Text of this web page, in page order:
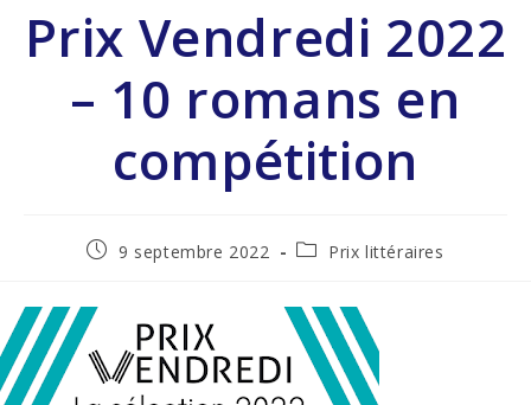
Prix Vendredi 2022
– 10 romans en
compétition
9 septembre 2022 Prix littéraires